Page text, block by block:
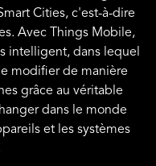
Cities, c'est-à-dire
Avec Things Mobile,
intelligent, dans lequel
modifier de manière
grâce au véritable
dans le monde
et les systèmes